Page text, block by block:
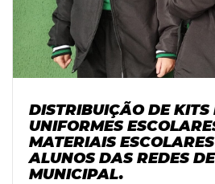
DISTRIBUIÇÃO DE KITS
UNIFORMES
MATERIAIS
ALUNOS DAS REDES
MUNICIPAL.